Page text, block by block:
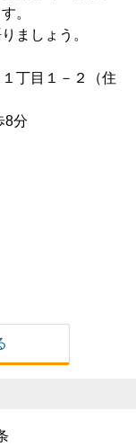
。
ましょう。
丁目１－２（住
8分